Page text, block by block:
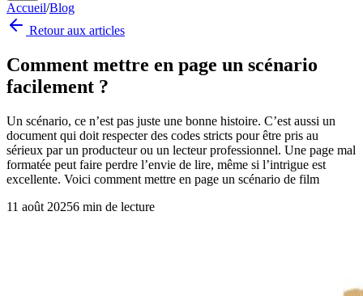
Accueil/Blog
Retour aux articles
Comment mettre en page un scénario
facilement ?
Un scénario, ce n’est pas juste une bonne histoire. C’est aussi un
document qui doit respecter des codes stricts pour être pris au
sérieux par un producteur ou un lecteur professionnel. Une page mal
formatée peut faire perdre l’envie de lire, même si l’intrigue est
excellente. Voici comment mettre en page un scénario de film
11 août 20256 min de lecture